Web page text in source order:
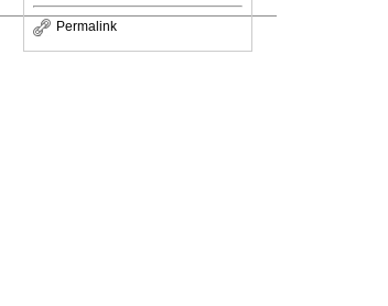
Permalink